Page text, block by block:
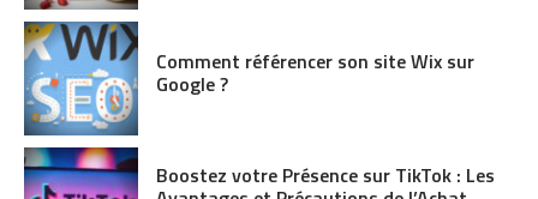
Comment référencer son site Wix sur
Google ?
Boostez votre Présence sur TikTok : Les